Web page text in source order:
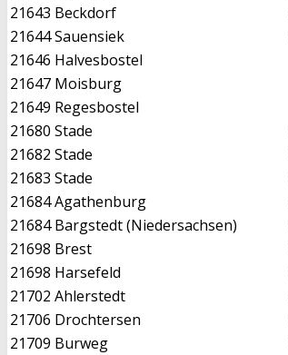
21643 Beckdorf
21644Sauensiek
21646 Halvesbostel
21647 Moisburg
21649 Regesbostel
21680 Stade
21682 Stade
21683 Stade
21684Agathenburg
21684 Bargstedt (Niedersachsen)
21698 Brest
21698 Harsefeld
21702 Ahlerstedt
21706 Drochtersen
21709 Burweg